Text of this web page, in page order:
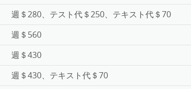
週＄280、テスト代＄250、テキスト代＄70
週＄560
週＄430
週＄430、テキスト代＄70